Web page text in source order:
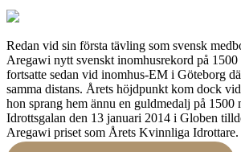
Redan vid sin första tävling som svensk
Aregawi nytt svenskt inomhusrekord på 1500
fortsatte sedan vid inomhus-EM i Göteborg
samma distans. Årets höjdpunkt kom dock
hon sprang hem ännu en guldmedalj på 1500
Idrottsgalan den 13 januari 2014 i Globen
Aregawi priset som Årets Kvinnliga Idrottare.